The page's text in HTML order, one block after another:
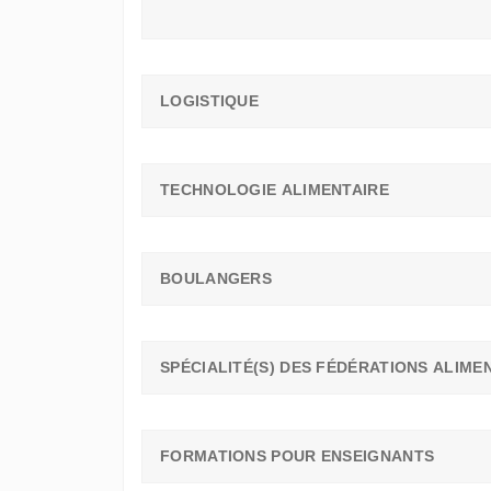
LOGISTIQUE
TECHNOLOGIE ALIMENTAIRE
BOULANGERS
SPÉCIALITÉ(S) DES FÉDÉRATIONS
FORMATIONS POUR ENSEIGNANTS